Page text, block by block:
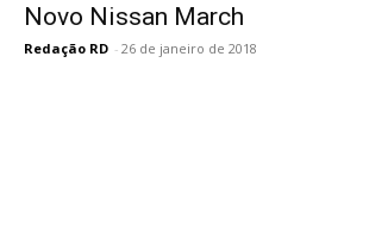
Novo Nissan March
Redação RD - 26 de janeiro de 2018